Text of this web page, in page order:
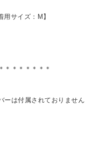
サイズ：M】
＊＊＊＊＊＊＊
ーは付属されておりません